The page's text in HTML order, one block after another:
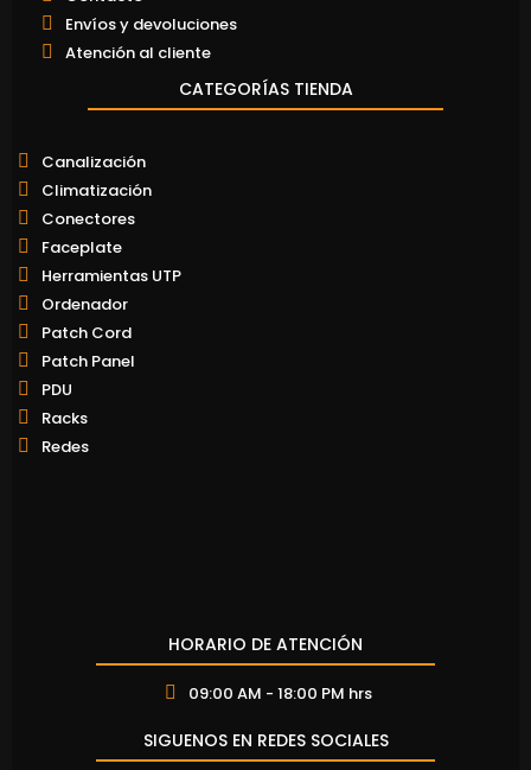
Envíos y devoluciones
Atención al cliente
CATEGORÍAS TIENDA
Canalización
Climatización
Conectores
Faceplate
Herramientas UTP
Ordenador
Patch Cord
Patch Panel
PDU
Racks
Redes
HORARIO DE ATENCIÓN
09:00 AM - 18:00 PM hrs
SIGUENOS EN REDES SOCIALES